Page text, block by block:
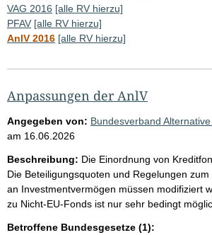
VAG 2016 [alle RV hierzu]
PFAV [alle RV hierzu]
AnlV 2016 [alle RV hierzu]
Anpassungen der AnlV
Angegeben von: Bundesverband
am 16.06.2026
Beschreibung: Die Einordnung von
Die Beteiligungsquoten und Regelungen
an Investmentvermögen müssen modifiziert
zu Nicht-EU-Fonds ist nur sehr bedingt
Betroffene Bundesgesetze (1):